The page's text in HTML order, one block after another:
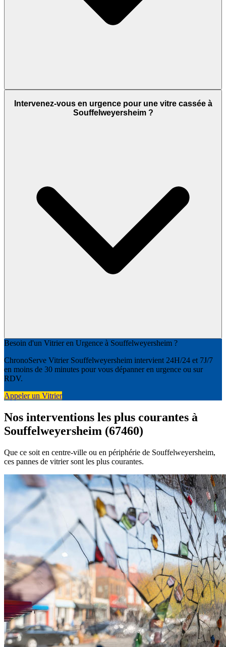
Intervenez-vous en urgence pour une vitre cassée à
Souffelweyersheim ?
Besoin d'un Vitrier en Urgence à Souffelweyersheim ?
ChronoServe Vitrier Souffelweyersheim intervient 24H/24 et 7J/7
en moins de 30 minutes pour vous dépanner en urgence ou sur
RDV.
Appeler un Vitrier
Nos interventions les plus courantes à
Souffelweyersheim (67460)
Que ce soit en centre-ville ou en périphérie de Souffelweyersheim,
ces pannes de vitrier sont les plus courantes.